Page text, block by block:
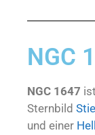
NGC
NGC 1647
Sternbild
und einer